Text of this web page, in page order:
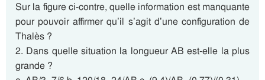
Sur la figure ci-contre, quelle information est manquante
pour pouvoir affirmer qu’il s’agit d’une configuration de
Thalès ?
2. Dans quelle situation la longueur AB est-elle la plus
grande ?